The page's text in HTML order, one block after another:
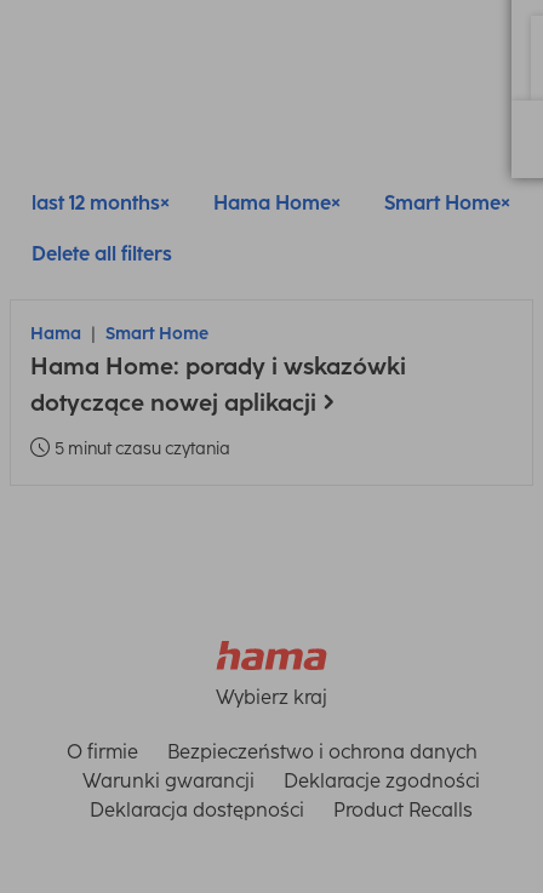
last 12 months Hama Home Smart Home
Delete all filters
Hama Smart Home
Hama Home: porady i wskazówki
dotyczące nowej aplikacji
5 minut czasu czytania
Wybierz kraj
O firmie
Bezpieczeństwo i ochrona danych
Warunki gwarancji
Deklaracje zgodności
Deklaracja dostępności
Product Recalls